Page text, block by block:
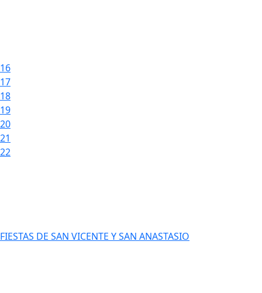
16
17
18
19
20
21
22
FIESTAS DE SAN VICENTE Y SAN ANASTASIO